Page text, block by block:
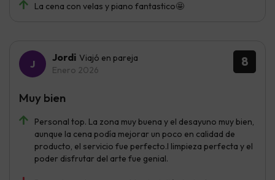
La cena con velas y piano fantastico🤩
8
Jordi Viajó en pareja
Enero 2026
Personal top. La zona muy buena y el desayuno muy bien,
aunque la cena podía mejorar un poco en calidad de
producto, el servicio fue perfecto.l limpieza perfecta y el
poder disfrutar del arte fue genial.
Muy bien